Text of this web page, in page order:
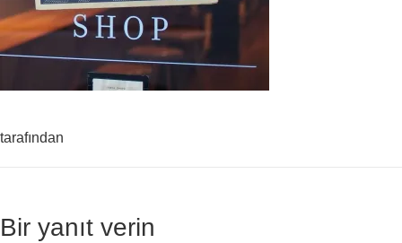
tarafından
Bir yanıt verin